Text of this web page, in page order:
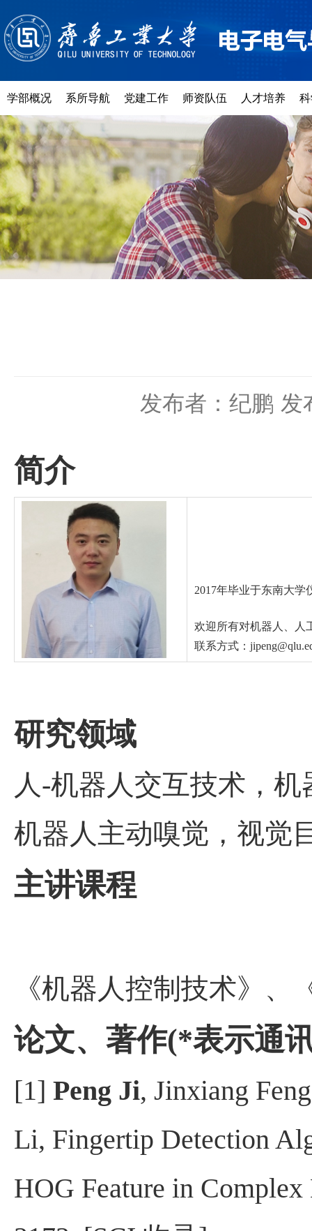
学部概况 系所导航 党建工作 师资队伍 人才培养
发布者：纪鹏 发
简介
2017年毕业于东南大学
欢迎所有对机器人、人
联系方式：
研究领域
人-机器人交互技术，
机器人主动嗅觉，视觉
主讲课程
《机器人控制技术》、
论文、著作(*表示通
[1] Peng Ji, Jinxiang
Li, Fingertip Detection
HOG Feature in Complex